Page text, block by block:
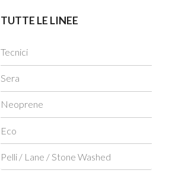
TUTTE LE LINEE
Tecnici
Sera
Neoprene
Eco
Pelli / Lane / Stone Washed